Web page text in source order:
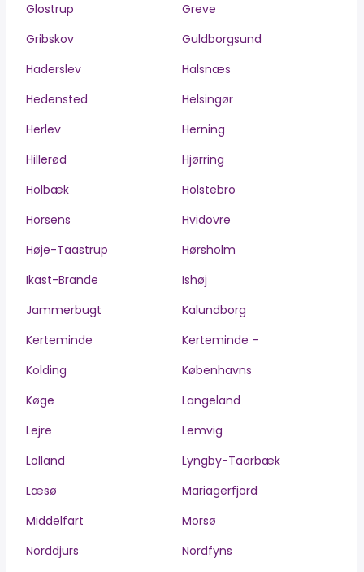
Glostrup
Greve
Gribskov
Guldborgsund
Haderslev
Halsnæs
Hedensted
Helsingør
Herlev
Herning
Hillerød
Hjørring
Holbæk
Holstebro
Horsens
Hvidovre
Høje-Taastrup
Hørsholm
Ikast-Brande
Ishøj
Jammerbugt
Kalundborg
Kerteminde
Kerteminde -
Kolding
Københavns
Køge
Langeland
Lejre
Lemvig
Lolland
Lyngby-Taarbæk
Læsø
Mariagerfjord
Middelfart
Morsø
Norddjurs
Nordfyns